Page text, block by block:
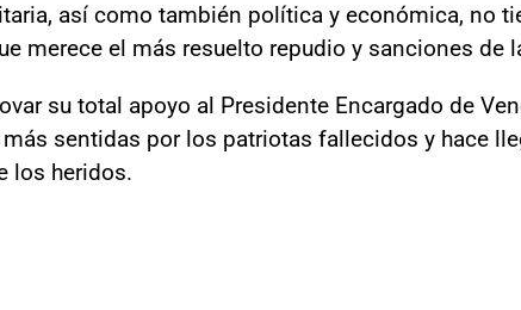
así como también política y económica, no
merece el más resuelto repudio y sanciones de
su total apoyo al Presidente Encargado de
sentidas por los patriotas fallecidos y hace
los heridos.